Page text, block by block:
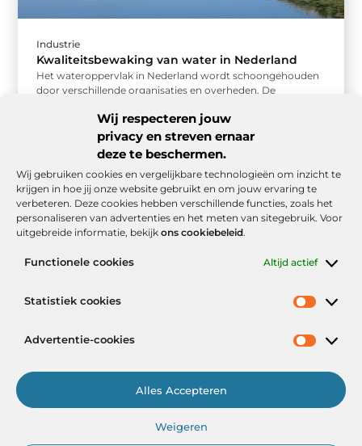
Wij respecteren jouw
privacy en streven ernaar
deze te beschermen.
Wij gebruiken cookies en vergelijkbare technologieën om inzicht te
krijgen in hoe jij onze website gebruikt en om jouw ervaring te
verbeteren. Deze cookies hebben verschillende functies, zoals het
personaliseren van advertenties en het meten van sitegebruik. Voor
uitgebreide informatie, bekijk ons cookiebeleid.
Functionele cookies Altijd actief
Statistiek cookies
Advertentie-cookies
Alles Accepteren
Weigeren
Industrie
Kwaliteitsbewaking van water in Nederland
Het wateroppervlak in Nederland wordt schoongehouden
door verschillende organisaties en overheden. De
Het Portaal voor Inzichten en Inspiratie
— AdviesPortal.nl verzamelt de beste blogs en artikelen om jou te
Onze informatie